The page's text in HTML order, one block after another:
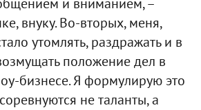
и вниманием, –
внуку. Во-вторых, меня,
утомлять, раздражать и в
положение дел в
бизнесе. Я формулирую это
не таланты, а